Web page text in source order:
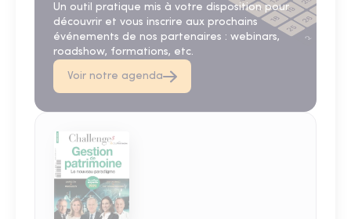
Un outil pratique mis à votre disposition pour
découvrir et vous inscrire aux prochains
événements de nos partenaires : webinars,
roadshow, formations, etc.
Voir notre agenda